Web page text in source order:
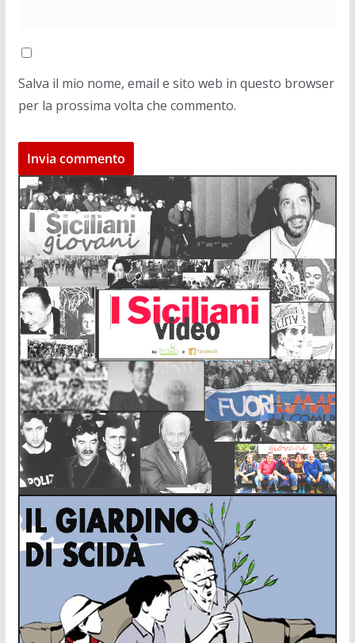
Salva il mio nome, email e sito web in questo browser
per la prossima volta che commento.